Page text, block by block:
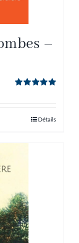
–
5
Détails